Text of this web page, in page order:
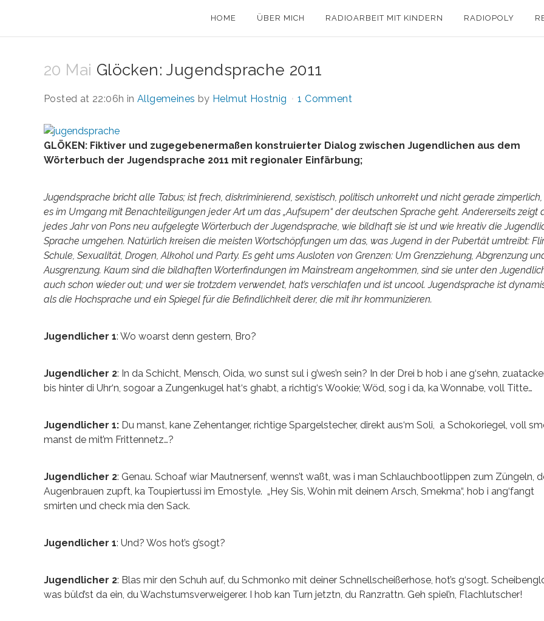
HOME ÜBER MICH RADIOARBEIT MIT KINDERN RADIOPOLY
20 Mai Glöcken: Jugendsprache 2011
Posted at 22:06h inAllgemeines by Helmut Hostnig 1 Comment
GLÖKEN: Fiktiver und zugegebenermaßen konstruierter Dialog zwischen Jugendlichen aus dem
Wörterbuch der Jugendsprache 2011 mit regionaler Einfärbung;
Jugendsprache bricht alle Tabus; ist frech, diskriminierend, sexistisch, politisch unkorrekt und nicht gerade
es im Umgang mit Benachteiligungen jeder Art um das „Aufsupern“ der deutschen Sprache geht. Andererseits zeigt
jedes Jahr von Pons neu aufgelegte Wörterbuch der Jugendsprache, wie bildhaft sie ist und wie kreativ die
Sprache umgehen. Natürlich kreisen die meisten Wortschöpfungen um das, was Jugend in der Pubertät umtreibt:
Schule, Sexualität, Drogen, Alkohol und Party. Es geht ums Ausloten von Grenzen: Um Grenzziehung, Abgrenzung
Ausgrenzung. Kaum sind die bildhaften Worterfindungen im Mainstream angekommen, sind sie unter den
auch schon wieder out; und wer sie trotzdem verwendet, hat’s verschlafen und ist uncool. Jugendsprache ist
als die Hochsprache und ein Spiegel für die Befindlichkeit derer, die mit ihr kommunizieren.
Jugendlicher 1: Wo woarst denn gestern, Bro?
Jugendlicher 2: In da Schicht, Mensch, Oida, wo sunst sul i g’wes’n sein? In der Drei b hob i ane g‘sehn,
bis hinter di Uhr‘n, sogoar a Zungenkugel hat‘s ghabt, a richtig‘s Wookie; Wöd, sog i da, ka Wonnabe, voll Titte…
Jugendlicher 1: Du manst, kane Zehentanger, richtige Spargelstecher, direkt aus‘m Soli, a Schokoriegel, voll
manst de mit’m Frittennetz…?
Jugendlicher 2: Genau. Schoaf wiar Mautnersenf, wenns’t waßt, was i man Schlauchbootlippen zum Züngeln,
Augenbrauen zupft, ka Toupiertussi im Emostyle. „Hey Sis, Wohin mit deinem Arsch, Smekma“, hob i
smirten und check mia den Sack.
Jugendlicher 1: Und? Wos hot’s g’sogt?
Jugendlicher 2: Blas mir den Schuh auf, du Schmonko mit deiner Schnellscheißerhose, hot’s g‘sogt.
was büld’st da ein, du Wachstumsverweigerer. I hob kan Turn jetztn, du Ranzrattn. Geh spiel’n, Flachlutscher!